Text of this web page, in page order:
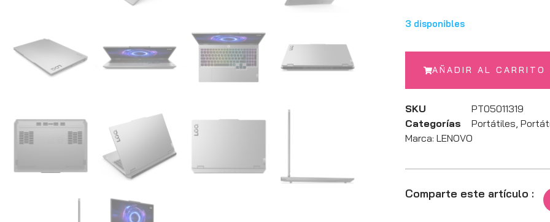
3 disponibles
AÑADIR AL CARRITO
SKU
PT05011319
Categorías
Portátiles,
Marca: LENOVO
Comparte este artículo :